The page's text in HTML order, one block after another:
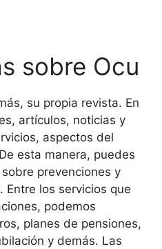
sobre Ocu
su propia revista. En
artículos, noticias y
aspectos del
esta manera, puedes
prevenciones y
Entre los servicios que
podemos
planes de pensiones,
y demás. Las